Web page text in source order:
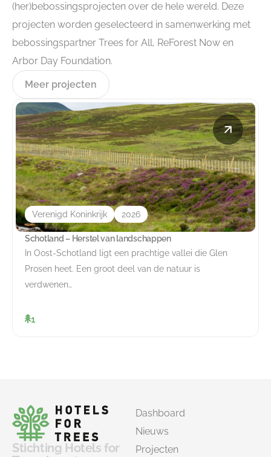
(her)bebossingsprojecten over de hele wereld. Deze
projecten worden geselecteerd in samenwerking met
bebossingspartner Trees for All, ReForest Now en
Arbor Day Foundation.
Meer projecten
Verenigd Koninkrijk 2026
Schotland – Herstel van landschappen
In Oost-Schotland ligt een prachtige vallei die Glen
Prosen heet. Een groot deel van de natuur is
verdwenen…
1
Stichting Hotels for
Dashboard
Nieuws
Projecten